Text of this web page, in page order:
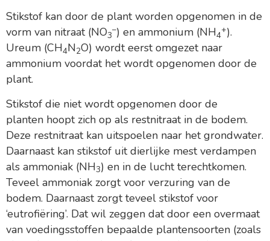
Stikstof kan door de plant worden opgenomen in de
vorm van nitraat (NO3
–) en ammonium (NH4
+).
Ureum (CH4N2O) wordt eerst omgezet naar
ammonium voordat het wordt opgenomen door de
plant.
Stikstof die niet wordt opgenomen door de
planten hoopt zich op als restnitraat in de bodem.
Deze restnitraat kan uitspoelen naar het grondwater.
Daarnaast kan stikstof uit dierlijke mest verdampen
als ammoniak (NH3) en in de lucht terechtkomen.
Teveel ammoniak zorgt voor verzuring van de
bodem. Daarnaast zorgt teveel stikstof voor
‘eutrofiëring’. Dat wil zeggen dat door een overmaat
van voedingsstoffen bepaalde plantensoorten (zoals